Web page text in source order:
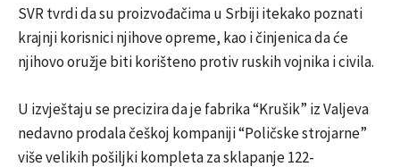
SVR tvrdi da su proizvođačima u Srbiji itekako poznati
krajnji korisnici njihove opreme, kao i činjenica da će
njihovo oružje biti korišteno protiv ruskih vojnika i civila.
U izvještaju se precizira da je fabrika “Krušik” iz Valjeva
nedavno prodala češkoj kompaniji “Poličske strojarne”
više velikih pošiljki kompleta za sklapanje 122-